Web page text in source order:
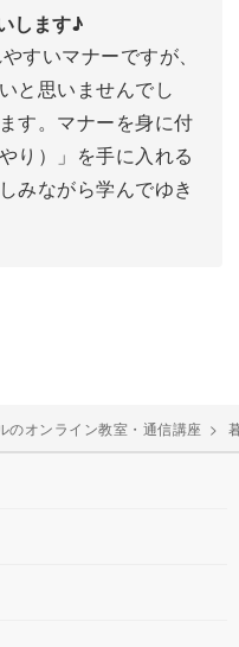
します♪
すいマナーですが、
と思いませんでし
す。マナーを身に付
り）」を手に入れる
みながら学んでゆき
のオンライン教室・通信講座 >